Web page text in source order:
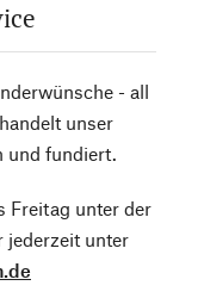
- all
unser
und fundiert.
Freitag unter der
jederzeit unter